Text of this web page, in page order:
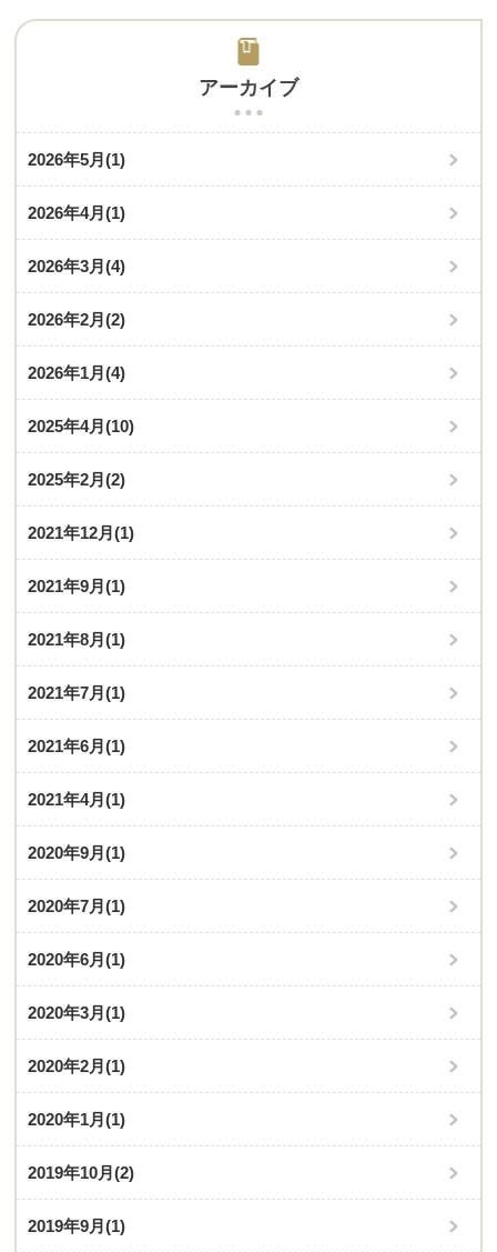
アーカイブ
2026年5月(1)
2026年4月(1)
2026年3月(4)
2026年2月(2)
2026年1月(4)
2025年4月(10)
2025年2月(2)
2021年12月(1)
2021年9月(1)
2021年8月(1)
2021年7月(1)
2021年6月(1)
2021年4月(1)
2020年9月(1)
2020年7月(1)
2020年6月(1)
2020年3月(1)
2020年2月(1)
2020年1月(1)
2019年10月(2)
2019年9月(1)